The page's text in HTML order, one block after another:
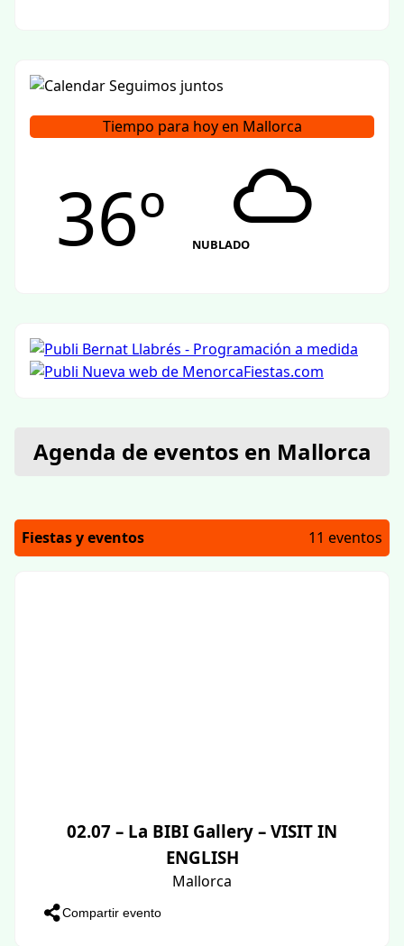
Tiempo para hoy en Mallorca
36º NUBLADO
Agenda de eventos en Mallorca
Fiestas y eventos 11 eventos
02.07 – La BIBI Gallery – VISIT IN
ENGLISH
Mallorca
Compartir evento